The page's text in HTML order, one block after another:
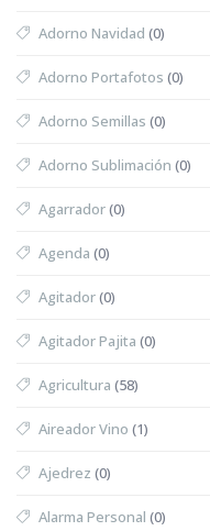
Adorno Navidad (0)
Adorno Portafotos (0)
Adorno Semillas (0)
Adorno Sublimación (0)
Agarrador(0)
Agenda (0)
Agitador(0)
Agitador Pajita (0)
Agricultura (58)
Aireador Vino (1)
Ajedrez (0)
Alarma Personal (0)